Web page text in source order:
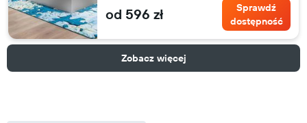
od 596 zł
Sprawdź
dostępność
Zobacz więcej